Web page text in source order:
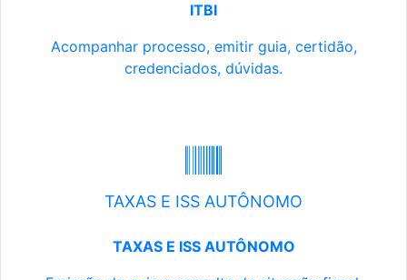
ITBI
Acompanhar processo, emitir guia, certidão,
credenciados, dúvidas.
TAXAS E ISS AUTÔNOMO
TAXAS E ISS AUTÔNOMO